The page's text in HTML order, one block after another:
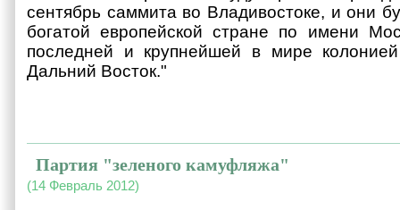
сентябрь саммита во Владивостоке, и они
богатой европейской стране по имени
последней и крупнейшей в мире
Дальний Восток."
Партия "зеленого камуфляжа"
(14 Февраль 2012)